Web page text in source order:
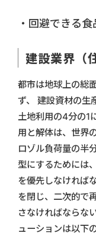
・回避できる
建設業界（
都市は地球上の総
ず、 建設資材の生
土地利用の4分の1
用と解体は、世界
ロゾル負荷量の半
型にするためには
を優先しなければ
を閉じ、二次的で
さなければならな
ューションは以下